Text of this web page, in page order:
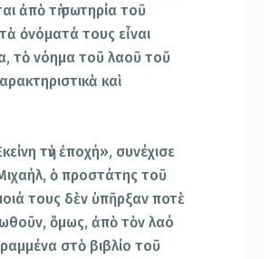
ἀπὸ τὴ σωτηρία τοῦ
ὀνόματά τους εἶναι
τὸ νόημα τοῦ λαοῦ τοῦ
καὶ
τὴν ἐποχή», συνέχισε
ὁ προστάτης τοῦ
τους δὲν ὑπῆρξαν ποτὲ
ὅμως, ἀπὸ τὸν λαό
στὸ βιβλίο τοῦ